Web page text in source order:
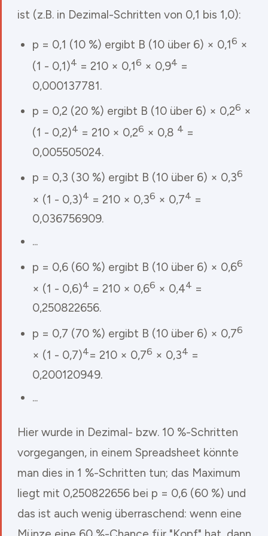
ist (z.B. in Dezimal-Schritten von 0,1 bis 1,0):
p = 0,1 (10 %) ergibt B (10 über 6) × 0,16 ×
(1 - 0,1)4 = 210 × 0,16 × 0,94 =
0,000137781.
p = 0,2 (20 %) ergibt B (10 über 6) × 0,26 ×
(1 - 0,2)4 = 210 × 0,26 × 0,8 4 =
0,005505024.
p = 0,3 (30 %) ergibt B (10 über 6) × 0,36
× (1 - 0,3)4 = 210 × 0,36 × 0,74 =
0,036756909.
...
p = 0,6 (60 %) ergibt B (10 über 6) × 0,66
× (1 - 0,6)4 = 210 × 0,66 × 0,44 =
0,250822656.
p = 0,7 (70 %) ergibt B (10 über 6) × 0,76
× (1 - 0,7)4= 210 × 0,76 × 0,34 =
0,200120949.
...
Hier wurde in Dezimal- bzw. 10 %-Schritten
vorgegangen, in einem Spreadsheet könnte
man dies in 1 %-Schritten tun; das Maximum
liegt mit 0,250822656 bei p = 0,6 (60 %) und
das ist auch wenig überraschend: wenn eine